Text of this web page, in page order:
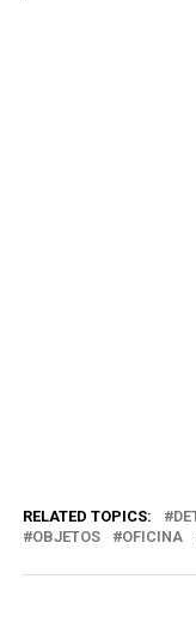
RELATED TOPICS:
OBJETOS
OFICINA